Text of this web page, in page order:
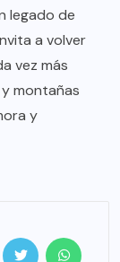
legado de
a volver
vez más
montañas
y